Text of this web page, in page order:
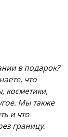
в подарок?
что
косметики,
Мы также
и что
границу.